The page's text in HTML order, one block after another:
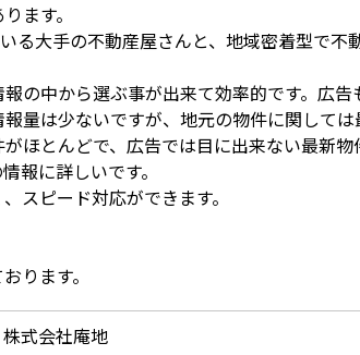
ます。
る大手の不動産屋さんと、地域密着型で
の中から選ぶ事が出来て効率的です。広告
量は少ないですが、地元の物件に関しては
ほとんどで、広告では目に出来ない最新物
報に詳しいです。
スピード対応ができます。
ります。
式会社庵地